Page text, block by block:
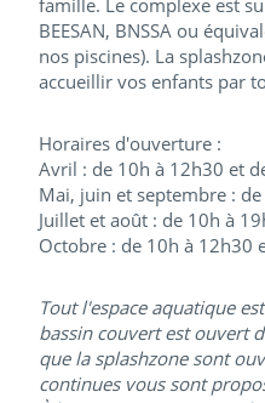
BEESAN, BNSSA ou
nos piscines). La
accueillir vos enfants par
Horaires d'ouverture :
Avril : de 10h à 12h30 et
Mai, juin et septembre :
Juillet et août : de 10h à
Octobre : de 10h à 12h30
Tout l'espace aquatique
bassin couvert est ouvert
que la splashzone sont
continues vous sont